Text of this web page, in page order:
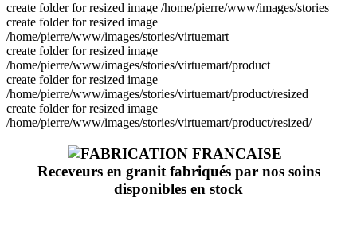
create folder for resized image /home/pierre/www/images/stories
create folder for resized image
/home/pierre/www/images/stories/virtuemart
create folder for resized image
/home/pierre/www/images/stories/virtuemart/product
create folder for resized image
/home/pierre/www/images/stories/virtuemart/product/resized
create folder for resized image
/home/pierre/www/images/stories/virtuemart/product/resized/
Receveurs en granit fabriqués par nos soins
disponibles en stock